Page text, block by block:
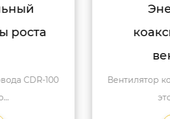
коаксиальный
вентилятор
Вентилятор коаксиального
это переднее